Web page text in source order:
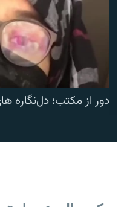
دور از مکتب؛ دل‌نگاره